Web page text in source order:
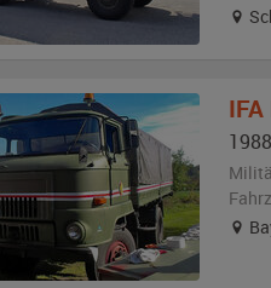
IFA
1988